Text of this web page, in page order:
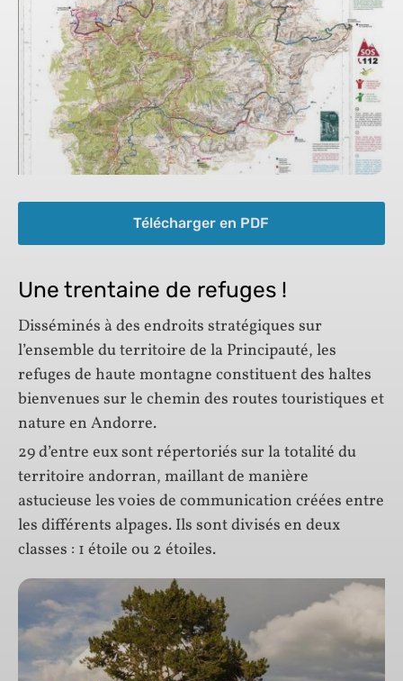
Télécharger en PDF
Une trentaine de refuges !
Disséminés à des endroits stratégiques sur
l’ensemble du territoire de la Principauté, les
refuges de haute montagne constituent des haltes
bienvenues sur le chemin des routes touristiques et
nature en Andorre.
29 d’entre eux sont répertoriés sur la totalité du
territoire andorran, maillant de manière
astucieuse les voies de communication créées entre
les différents alpages. Ils sont divisés en deux
classes : 1 étoile ou 2 étoiles.